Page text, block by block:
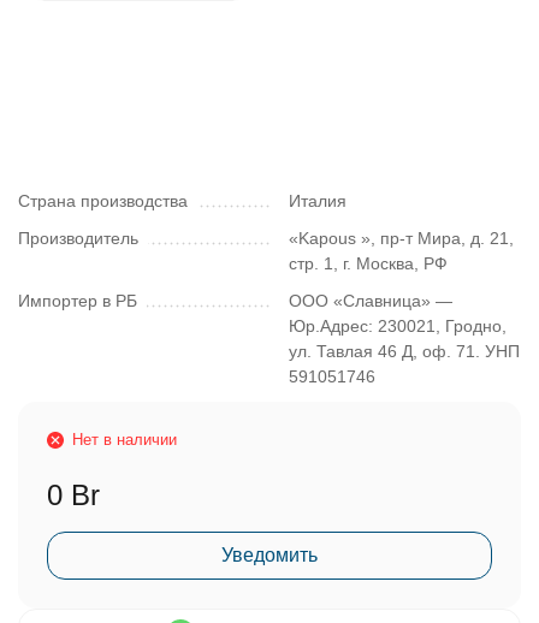
Страна производства
Италия
Производитель
«Kapous », пр-т Мира, д. 21,
стр. 1, г. Москва, РФ
Импортер в РБ
ООО «Славница» —
Юр.Адрес: 230021, Гродно,
ул. Тавлая 46 Д, оф. 71. УНП
591051746
Нет в наличии
0 Br
Уведомить